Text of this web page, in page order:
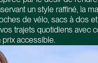
un style raffiné, la
de vélo, sacs à dos
trajets quotidiens avec
prix accessible.